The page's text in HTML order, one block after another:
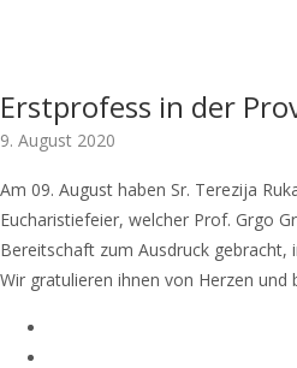
Erstprofess in der
9. August 2020
Am 09. August haben Sr. Terezija
Eucharistiefeier, welcher Prof. Grgo
Bereitschaft zum Ausdruck gebracht,
Wir gratulieren ihnen von Herzen